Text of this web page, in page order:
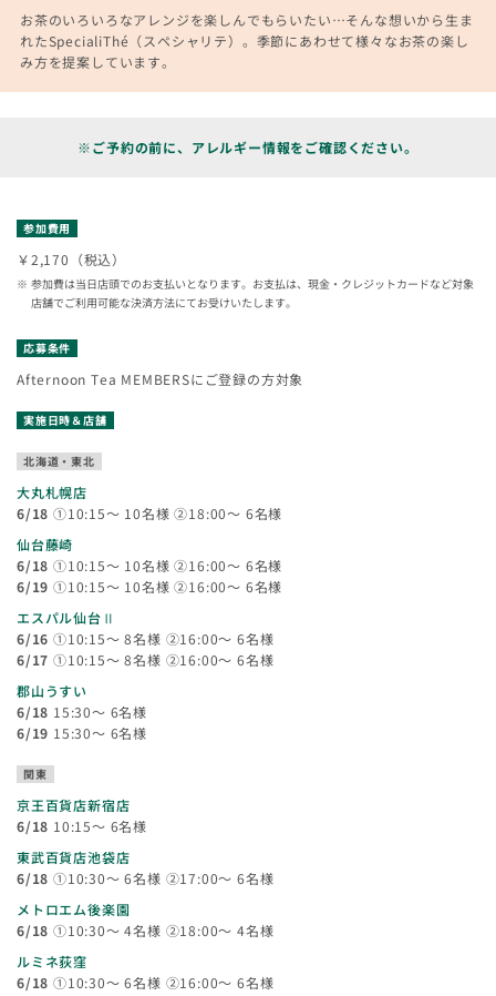
お茶のいろいろなアレンジを楽しんでもらいたい…そんな想いから生ま
れたSpecialiThé（スペシャリテ）。季節にあわせて様々なお茶の楽し
み方を提案しています。
※ご予約の前に、アレルギー情報をご確認ください。
参加費用
￥2,170（税込）
参加費は当日店頭でのお支払いとなります。お支払は、現金・クレジットカードなど対象
店舗でご利用可能な決済方法にてお受けいたします。
応募条件
Afternoon Tea MEMBERSにご登録の方対象
実施日時＆店舗
北海道・東北
大丸札幌店
6/18 ①10:15～ 10名様 ②18:00～ 6名様
仙台藤崎
6/18 ①10:15～ 10名様 ②16:00～ 6名様
6/19 ①10:15～ 10名様 ②16:00～ 6名様
エスパル仙台Ⅱ
6/16 ①10:15～ 8名様 ②16:00～ 6名様
6/17 ①10:15～ 8名様 ②16:00～ 6名様
郡山うすい
6/18 15:30～ 6名様
6/19 15:30～ 6名様
関東
京王百貨店新宿店
6/18 10:15～ 6名様
東武百貨店池袋店
6/18 ①10:30～ 6名様 ②17:00～ 6名様
メトロエム後楽園
6/18 ①10:30～ 4名様 ②18:00～ 4名様
ルミネ荻窪
6/18 ①10:30～ 6名様 ②16:00～ 6名様